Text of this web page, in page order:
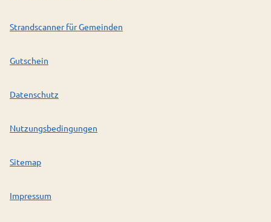
Strandscanner für Gemeinden
Gutschein
Datenschutz
Nutzungsbedingungen
Sitemap
Impressum